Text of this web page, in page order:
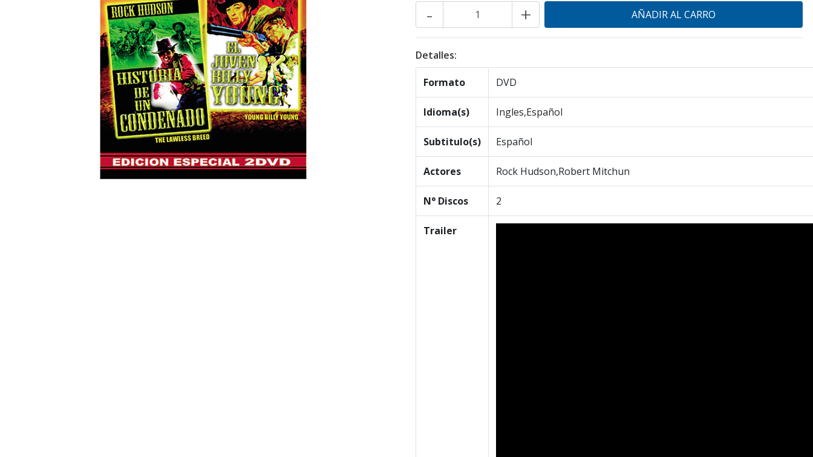
+
-
Detalles:
Formato DVD
Idioma(s) Ingles,Español
Subtitulo(s) Español
Actores Rock Hudson,Robert Mitchun
N° Discos 2
Trailer